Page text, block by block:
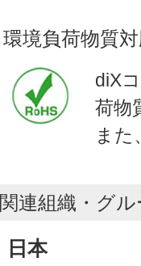
環境負荷物質
diX
荷物
ま
関連組織・グ
日本